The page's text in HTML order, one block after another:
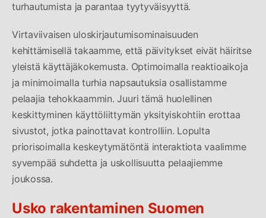
turhautumista ja parantaa tyytyväisyyttä.
Virtaviivaisen uloskirjautumisominaisuuden
kehittämisellä takaamme, että päivitykset eivät häiritse
yleistä käyttäjäkokemusta. Optimoimalla reaktioaikoja
ja minimoimalla turhia napsautuksia osallistamme
pelaajia tehokkaammin. Juuri tämä huolellinen
keskittyminen käyttöliittymän yksityiskohtiin erottaa
sivustot, jotka painottavat kontrolliin. Lopulta
priorisoimalla keskeytymätöntä interaktiota vaalimme
syvempää suhdetta ja uskollisuutta pelaajiemme
joukossa.
Usko rakentaminen Suomen